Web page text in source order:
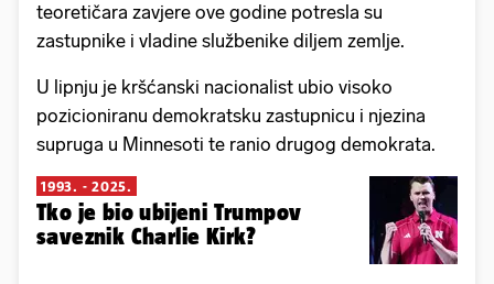
teoretičara zavjere ove godine potresla su
zastupnike i vladine službenike diljem zemlje.
U lipnju je kršćanski nacionalist ubio visoko
pozicioniranu demokratsku zastupnicu i njezina
supruga u Minnesoti te ranio drugog demokrata.
1993. - 2025.
Tko je bio ubijeni Trumpov
saveznik Charlie Kirk?